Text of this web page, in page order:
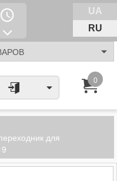
UA
RU
0
для